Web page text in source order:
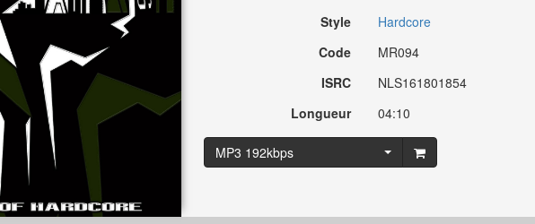
Style
Hardcore
Code
MR094
ISRC
NLS161801854
Longueur
04:10
MP3 192kbps